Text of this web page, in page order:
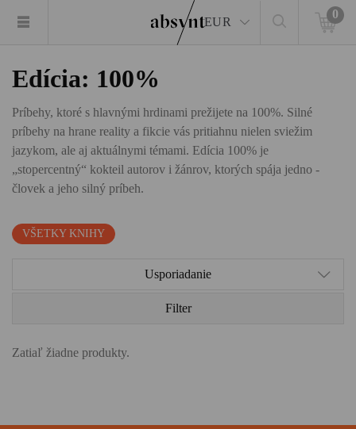
EUR
0
Edícia: 100%
Príbehy, ktoré s hlavnými hrdinami prežijete na 100%. Silné
príbehy na hrane reality a fikcie vás pritiahnu nielen sviežim
jazykom, ale aj aktuálnymi témami. Edícia 100% je
„stopercentný“ kokteil autorov i žánrov, ktorých spája jedno -
človek a jeho silný príbeh.
VŠETKY KNIHY
Usporiadanie
Filter
Zatiaľ žiadne produkty.